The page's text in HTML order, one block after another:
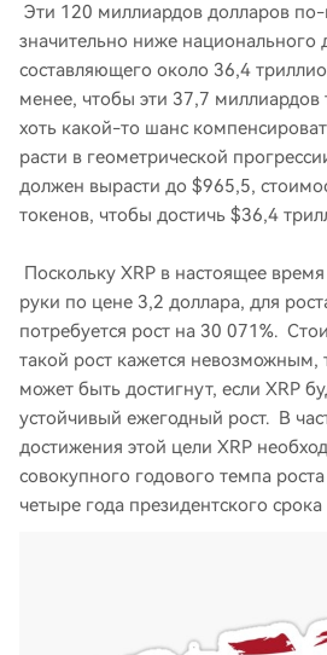
Эти 120 миллиардов долларов
значительно ниже
составляющего около 36,4
менее, чтобы эти 37,7 миллиардов
хоть какой-то шанс
расти в геометрической
должен вырасти до $965,5,
токенов, чтобы достичь $36,4
Поскольку XRP в настоящее
руки по цене 3,2 доллара, для
потребуется рост на 30 071%.
такой рост кажется невозможным,
может быть достигнут, если XRP
устойчивый ежегодный рост. В
достижения этой цели XRP
совокупного годового темпа
четыре года президентского